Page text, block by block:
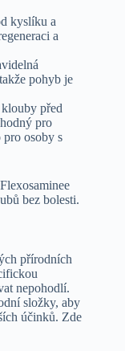
kyslíku a
a
pohyb je
před
pro
osoby s
bez bolesti.
přírodních
nepohodlí.
složky, aby
účinků. Zde